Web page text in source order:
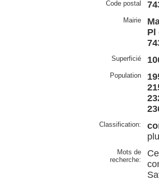
Code postal
Mairie
Pl
Superficié
Population
Classification:
Mots de
recherche: